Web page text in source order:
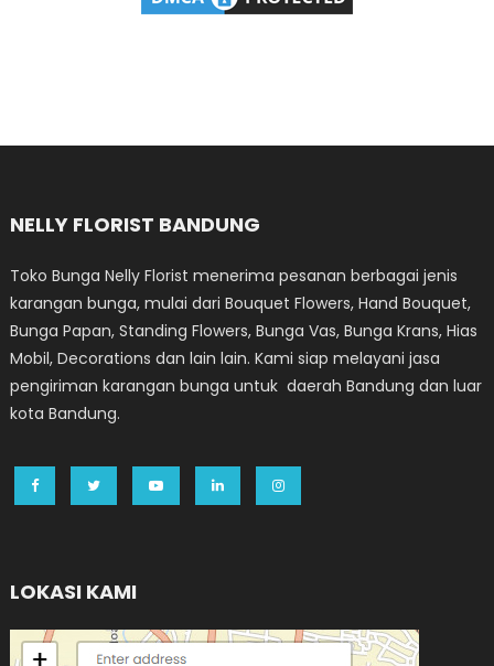
NELLY FLORIST BANDUNG
Toko Bunga Nelly Florist menerima pesanan berbagai jenis
karangan bunga, mulai dari Bouquet Flowers, Hand Bouquet,
Bunga Papan, Standing Flowers, Bunga Vas, Bunga Krans, Hias
Mobil, Decorations dan lain lain. Kami siap melayani jasa
pengiriman karangan bunga untuk daerah Bandung dan luar
kota Bandung.
LOKASI KAMI